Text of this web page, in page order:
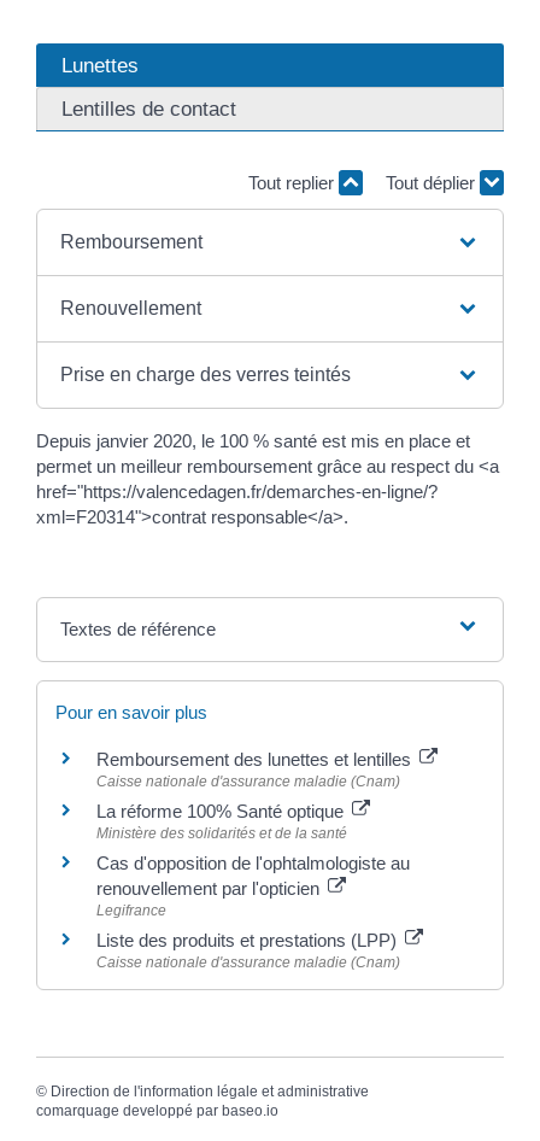
Lunettes
Lentilles de contact
Tout replier Tout déplier
Remboursement
Renouvellement
Prise en charge des verres teintés
Depuis janvier 2020, le 100 % santé est mis en place et
permet un meilleur remboursement grâce au respect du <a
href="https://valencedagen.fr/demarches-en-ligne/?
xml=F20314">contrat responsable</a>.
Textes de référence
Pour en savoir plus
Remboursement des lunettes et lentilles
Caisse nationale d'assurance maladie (Cnam)
La réforme 100% Santé optique
Ministère des solidarités et de la santé
Cas d'opposition de l'ophtalmologiste au
renouvellement par l'opticien
Legifrance
Liste des produits et prestations (LPP)
Caisse nationale d'assurance maladie (Cnam)
© Direction de l'information légale et administrative
comarquage developpé par baseo.io